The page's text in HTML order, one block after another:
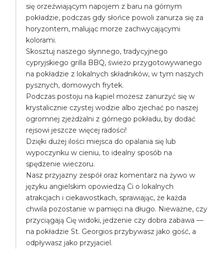
się orzeźwiającym napojem z baru na górnym
pokładzie, podczas gdy słońce powoli zanurza się za
horyzontem, malując morze zachwycającymi
kolorami.
Skosztuj naszego słynnego, tradycyjnego
cypryjskiego grilla BBQ, świeżo przygotowywanego
na pokładzie z lokalnych składników, w tym naszych
pysznych, domowych frytek.
Podczas postoju na kąpiel możesz zanurzyć się w
krystalicznie czystej wodzie albo zjechać po naszej
ogromnej zjeżdżalni z górnego pokładu, by dodać
rejsowi jeszcze więcej radości!
Dzięki dużej ilości miejsca do opalania się lub
wypoczynku w cieniu, to idealny sposób na
spędzenie wieczoru.
Nasz przyjazny zespół oraz komentarz na żywo w
języku angielskim opowiedzą Ci o lokalnych
atrakcjach i ciekawostkach, sprawiając, że każda
chwila pozostanie w pamięci na długo. Nieważne, czy
przyciągają Cię widoki, jedzenie czy dobra zabawa —
na pokładzie St. Georgios przybywasz jako gość, a
odpływasz jako przyjaciel.